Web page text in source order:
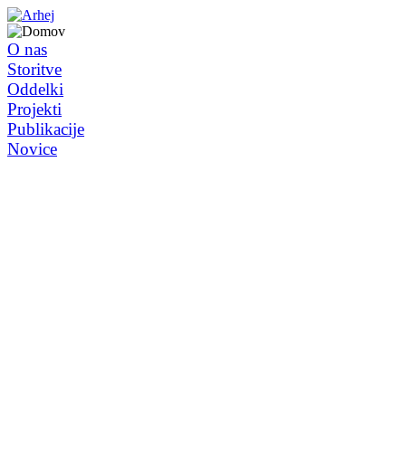
O nas
Storitve
Oddelki
Projekti
Publikacije
Novice